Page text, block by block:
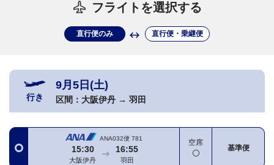
フライトを選択する
直行便のみ 直行便・乗継便
行き
9月5日(土)
区間： 大阪伊丹 → 羽田
ANA032便 781
15:30
大阪伊丹
16:55
羽田
空席
基準便